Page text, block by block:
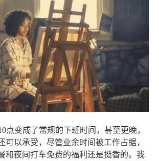
点变成了常规的下班时间，甚至更晚，
可以承受，尽管业余时间被工作占据，
和夜间打车免费的福利还是挺香的。我